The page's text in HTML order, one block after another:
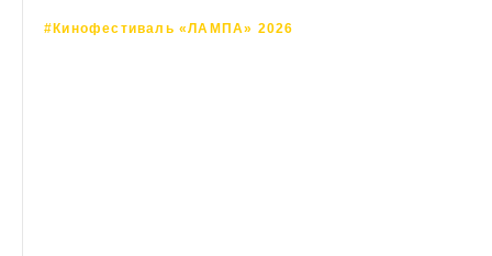
#Кинофестиваль «ЛАМПА» 2026